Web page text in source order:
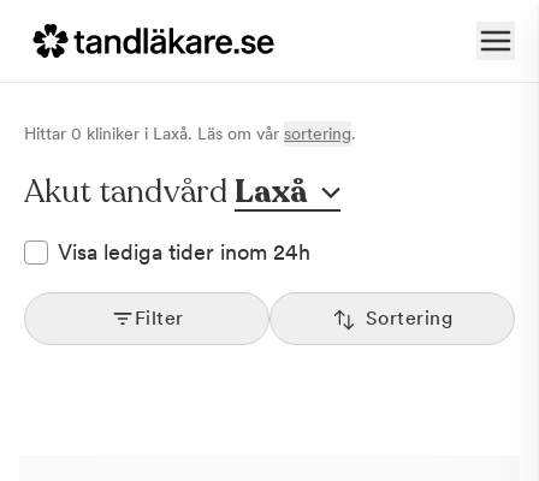
Hittar 0 kliniker i Laxå. Läs om vår sortering.
Akut tandvård Laxå
Visa lediga tider inom 24h
Filter Sortering